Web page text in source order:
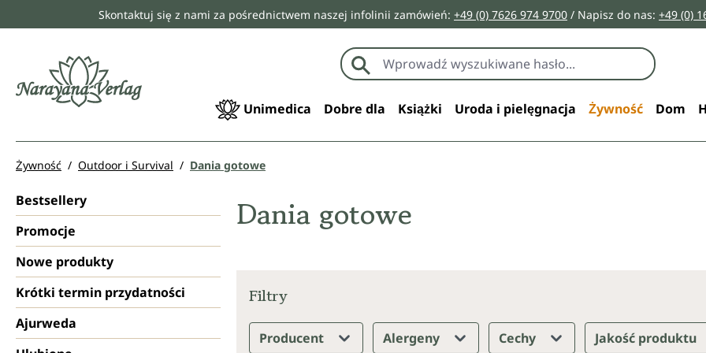
Przejdź do głównej nawigacji
Skontaktuj się z nami za pośrednictwem naszej infolinii zamówień: +49 (0) 7626 974 9700 / Napisz do nas: +49 (0)
Unimedica Dobre dla Książki Uroda i pielęgnacja Żywność Dom
Żywność Outdoor i Survival Dania gotowe
Bestsellery
Promocje
Nowe produkty
Krótki termin przydatności
Ajurweda
Dania gotowe
Filtry
Producent Alergeny Cechy Jakość produktu